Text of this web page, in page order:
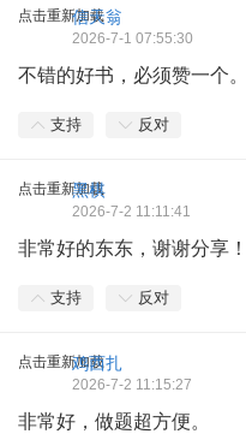
点击重新加载
信天翁
2026-7-1 07:55:30
不错的好书，必须赞一个。
支持 反对
点击重新加载
黑棋
2026-7-2 11:11:41
非常好的东东，谢谢分享！
支持 反对
点击重新加载
鸡西扎
2026-7-2 11:15:27
非常好，做题超方便。